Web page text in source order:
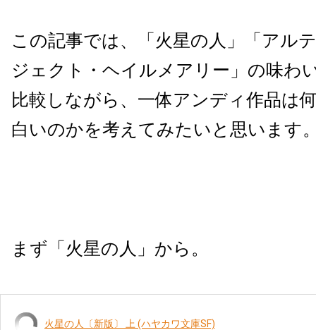
この記事では、「火星の人」「アル
ジェクト・ヘイルメアリー」の味わ
比較しながら、一体アンディ作品は
白いのかを考えてみたいと思います
まず「火星の人」から。
火星の人〔新版〕 上 (ハヤカワ文庫SF)